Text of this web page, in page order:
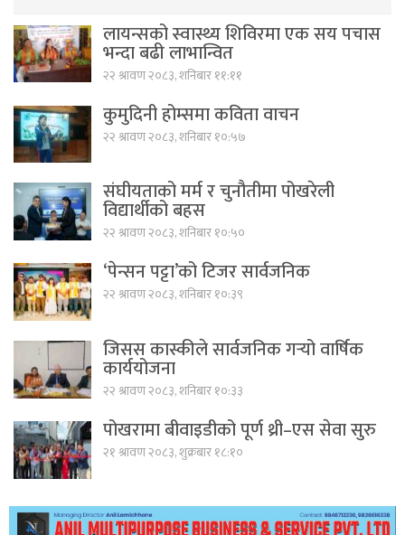
लायन्सको स्वास्थ्य शिविरमा एक सय पचास
भन्दा बढी लाभान्वित
२२ श्रावण २०८३, शनिबार ११:११
कुमुदिनी होम्समा कविता वाचन
२२ श्रावण २०८३, शनिबार १०:५७
संघीयताको मर्म र चुनौतीमा पोखरेली
विद्यार्थीको बहस
२२ श्रावण २०८३, शनिबार १०:५०
‘पेन्सन पट्टा’को टिजर सार्वजनिक
२२ श्रावण २०८३, शनिबार १०:३९
जिसस कास्कीले सार्वजनिक गर्‍यो वार्षिक
कार्ययोजना
२२ श्रावण २०८३, शनिबार १०:३३
पोखरामा बीवाइडीको पूर्ण थ्री–एस सेवा सुरु
२१ श्रावण २०८३, शुक्रबार १८:१०